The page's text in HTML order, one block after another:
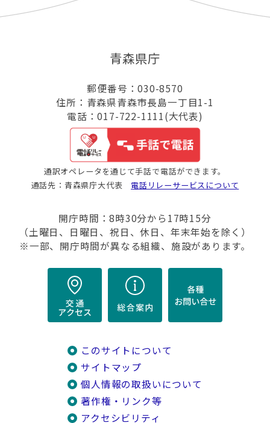
青森県庁
郵便番号：030-8570
住所：青森県青森市長島一丁目1-1
電話：017-722-1111(大代表)
通訳オペレータを通じて手話で電話ができます。
通話先：青森県庁大代表 電話リレーサービスについて
開庁時間：8時30分から17時15分
（土曜日、日曜日、祝日、休日、年末年始を除く）
※一部、開庁時間が異なる組織、施設があります。
このサイトについて
サイトマップ
個人情報の取扱いについて
著作権・リンク等
アクセシビリティ